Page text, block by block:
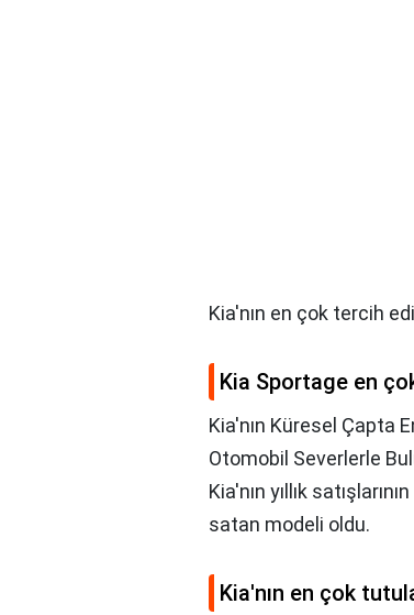
Kia'nın en çok tercih
Kia Sportage en
Kia'nın Küresel Çapta
Otomobil Severlerle
Kia'nın yıllık
satan modeli oldu.
Kia'nın en çok